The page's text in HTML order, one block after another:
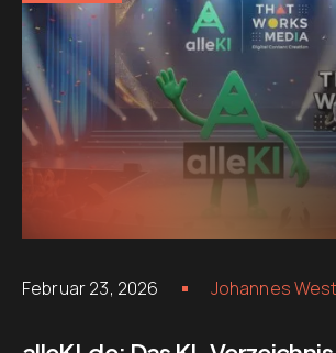
Februar 23, 2026 Johannes